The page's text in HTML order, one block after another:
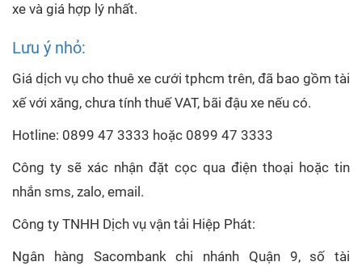
xe và giá hợp lý nhất.
Lưu ý nhỏ:
Giá dịch vụ cho thuê xe cưới tphcm trên, đã bao gồm tài
xế với xăng, chưa tính thuế VAT, bãi đậu xe nếu có.
Hotline: 0899 47 3333 hoặc 0899 47 3333
Công ty sẽ xác nhận đặt cọc qua điện thoại hoặc tin
nhắn sms, zalo, email.
Công ty TNHH Dịch vụ vận tải Hiệp Phát:
Ngân hàng Sacombank chi nhánh Quận 9, số tài